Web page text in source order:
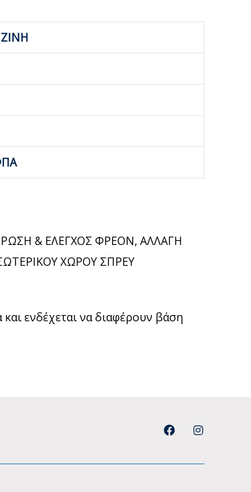
& ΕΛΕΓΧΟΣ ΦΡΕΟΝ, ΑΛΛΑΓΗ
ΧΩΡΟΥ ΣΠΡΕΥ
ενδέχεται να διαφέρουν βάση